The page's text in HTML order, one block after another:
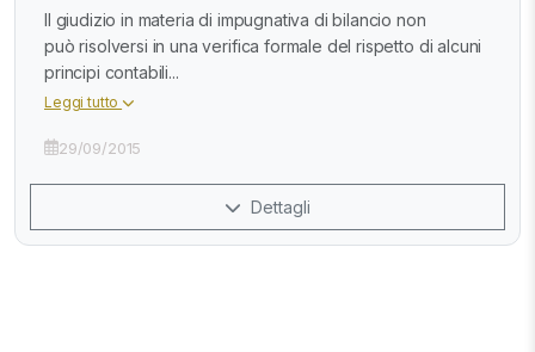
Il giudizio in materia di impugnativa di bilancio non
può risolversi in una verifica formale del rispetto di alcuni
principi contabili...
Leggi tutto
29/09/2015
Dettagli